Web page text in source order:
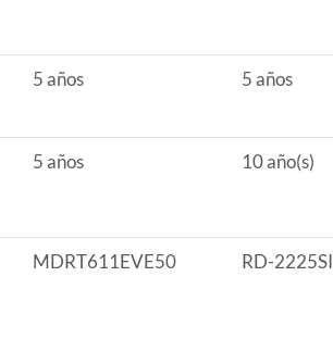
5 años
10 año(s)
5 años 5 años
5 años 10 año(s)
MDRT611EVE50 RD-2225SI